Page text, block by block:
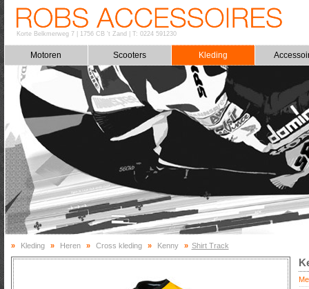
Korte Belkmerweg 7| 1756 CB 't Zand T: 0224 591230
Motoren Scooters Kleding
» Kleding » Heren » Cross kleding » Kenny » Shirt Track